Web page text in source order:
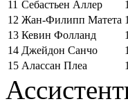
11 Себастьен Аллер
12 Жан-Филипп Матета
13 Кевин Фолланд
14 Джейдон Санчо
15 Алассан Плеа